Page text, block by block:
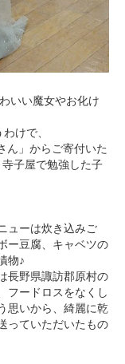
いい魔女やお化け
けで、
ん」からご寄付いた
子屋で勉強した子
ューは炊き込みご
ー豆腐、キャベツの
物♪
長野県諏訪郡原村の
フードロスをなくし
思いから、綺麗に乾
っていただいたもの